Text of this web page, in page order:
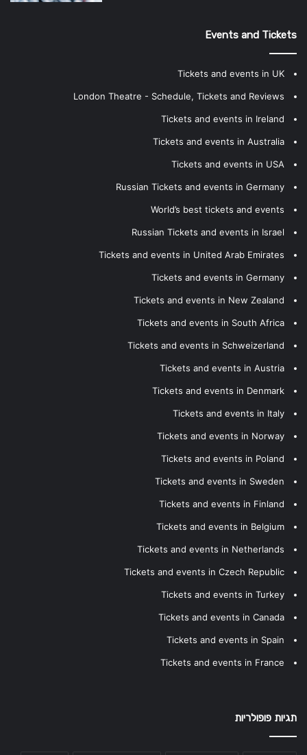
Events and Tickets
Tickets and events in UK
London Theatre - Schedule, Tickets and Reviews
Tickets and events in Ireland
Tickets and events in Australia
Tickets and events in USA
Russian Tickets and events in Germany
World’s best tickets and events
Russian Tickets and events in Israel
Tickets and events in United Arab Emirates
Tickets and events in Germany
Tickets and events in New Zealand
Tickets and events in South Africa
Tickets and events in Schweizerland
Tickets and events in Austria
Tickets and events in Denmark
Tickets and events in Italy
Tickets and events in Norway
Tickets and events in Poland
Tickets and events in Sweden
Tickets and events in Finland
Tickets and events in Belgium
Tickets and events in Netherlands
Tickets and events in Czech Republic
Tickets and events in Turkey
Tickets and events in Canada
Tickets and events in Spain
Tickets and events in France
תגיות פופולריות